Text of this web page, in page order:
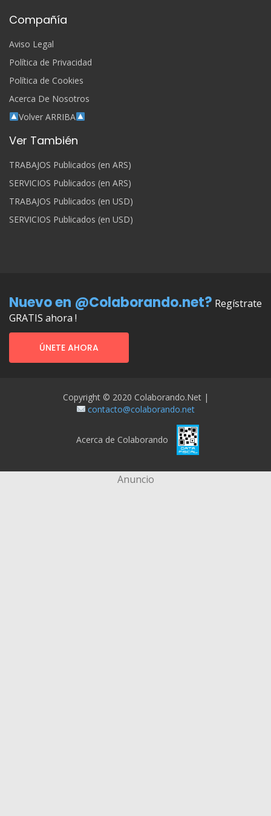
Compañía
Aviso Legal
Política de Privacidad
Política de Cookies
Acerca De Nosotros
Volver ARRIBA
Ver También
TRABAJOS Publicados (en ARS)
SERVICIOS Publicados (en ARS)
TRABAJOS Publicados (en USD)
SERVICIOS Publicados (en USD)
Nuevo en @Colaborando.net? Regístrate
GRATIS ahora !
ÚNETE AHORA
Copyright © 2020 Colaborando.net |
contacto@colaborando.net
Acerca de Colaborando
Anuncio